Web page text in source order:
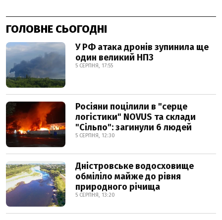
ГОЛОВНЕ СЬОГОДНІ
У РФ атака дронів зупинила ще
один великий НПЗ
5 СЕРПНЯ, 17:55
Росіяни поцілили в "серце
логістики" NOVUS та склади
"Сільпо": загинули 6 людей
5 СЕРПНЯ, 12:30
Дністровське водосховище
обміліло майже до рівня
природного річища
5 СЕРПНЯ, 13:20